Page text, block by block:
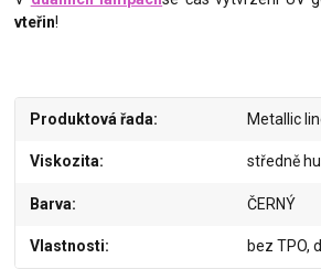
vteřin!
Produktová řada Metallic
Viskozita středně
Barva ČERNÝ
Vlastnosti bez TPO,